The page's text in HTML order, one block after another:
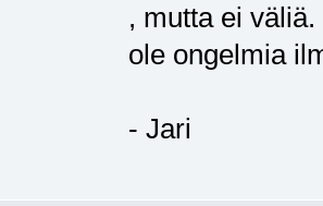
, mutta ei
ole ongelmia
- Jari